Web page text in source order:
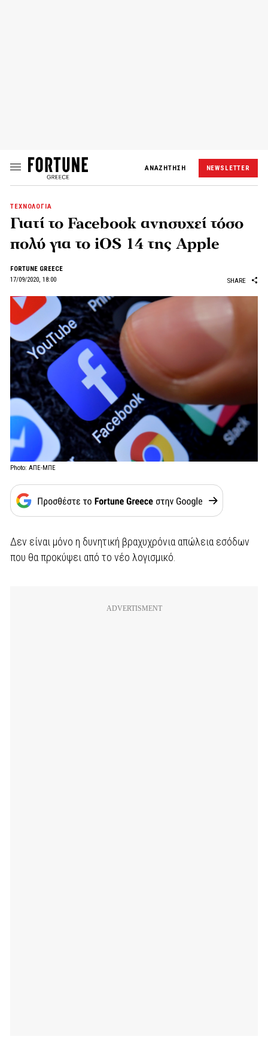
ΑΝΑΖΗΤΗΣΗ NEWSLETTER
ΤΕΧΝΟΛΟΓΙΑ
Γιατί το Facebook ανησυχεί τόσο
πολύ για το iOS 14 της Apple
FORTUNE GREECE
17/09/2020, 18:00
SHARE
Photo: ΑΠΕ-ΜΠΕ
Δεν είναι μόνο η δυνητική βραχυχρόνια απώλεια εσόδων
που θα προκύψει από το νέο λογισμικό.